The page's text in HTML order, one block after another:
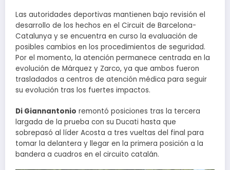
Las autoridades deportivas mantienen bajo revisión el
desarrollo de los hechos en el Circuit de Barcelona-
Catalunya y se encuentra en curso la evaluación de
posibles cambios en los procedimientos de seguridad.
Por el momento, la atención permanece centrada en la
evolución de Márquez y Zarco, ya que ambos fueron
trasladados a centros de atención médica para seguir
su evolución tras los fuertes impactos.
Di Giannantonio remontó posiciones tras la tercera
largada de la prueba con su Ducati hasta que
sobrepasó al líder Acosta a tres vueltas del final para
tomar la delantera y llegar en la primera posición a la
bandera a cuadros en el circuito catalán.